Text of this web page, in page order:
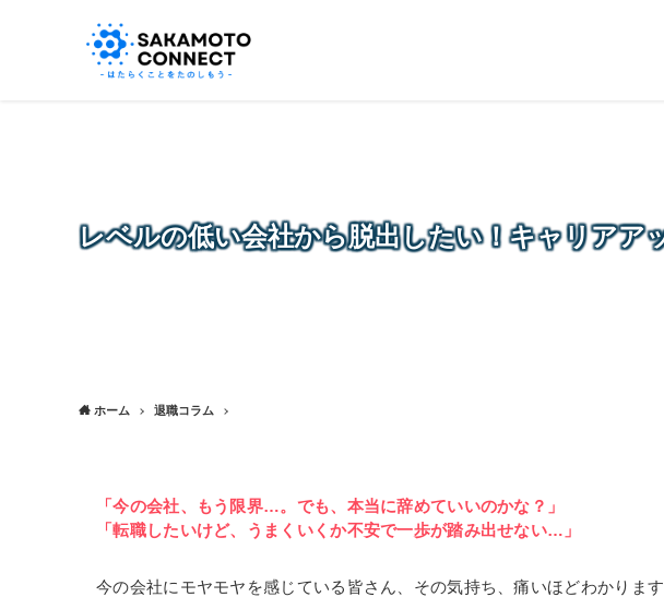
レベルの低い会社から脱出したい！キャリアア
ホーム 退職コラム
「今の会社、もう限界…。でも、本当に辞めていいのかな？」
「転職したいけど、うまくいくか不安で一歩が踏み出せない…」
今の会社にモヤモヤを感じている皆さん、その気持ち、痛いほどわかりま